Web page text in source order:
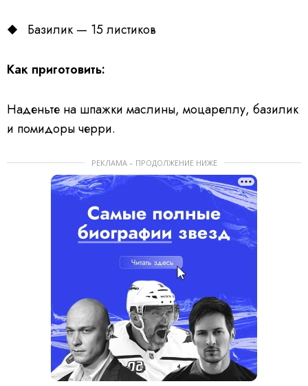
Базилик — 15 листиков
Как приготовить:
Наденьте на шпажки маслины, моцареллу, базилик
и помидоры черри.
РЕКЛАМА – ПРОДОЛЖЕНИЕ НИЖЕ